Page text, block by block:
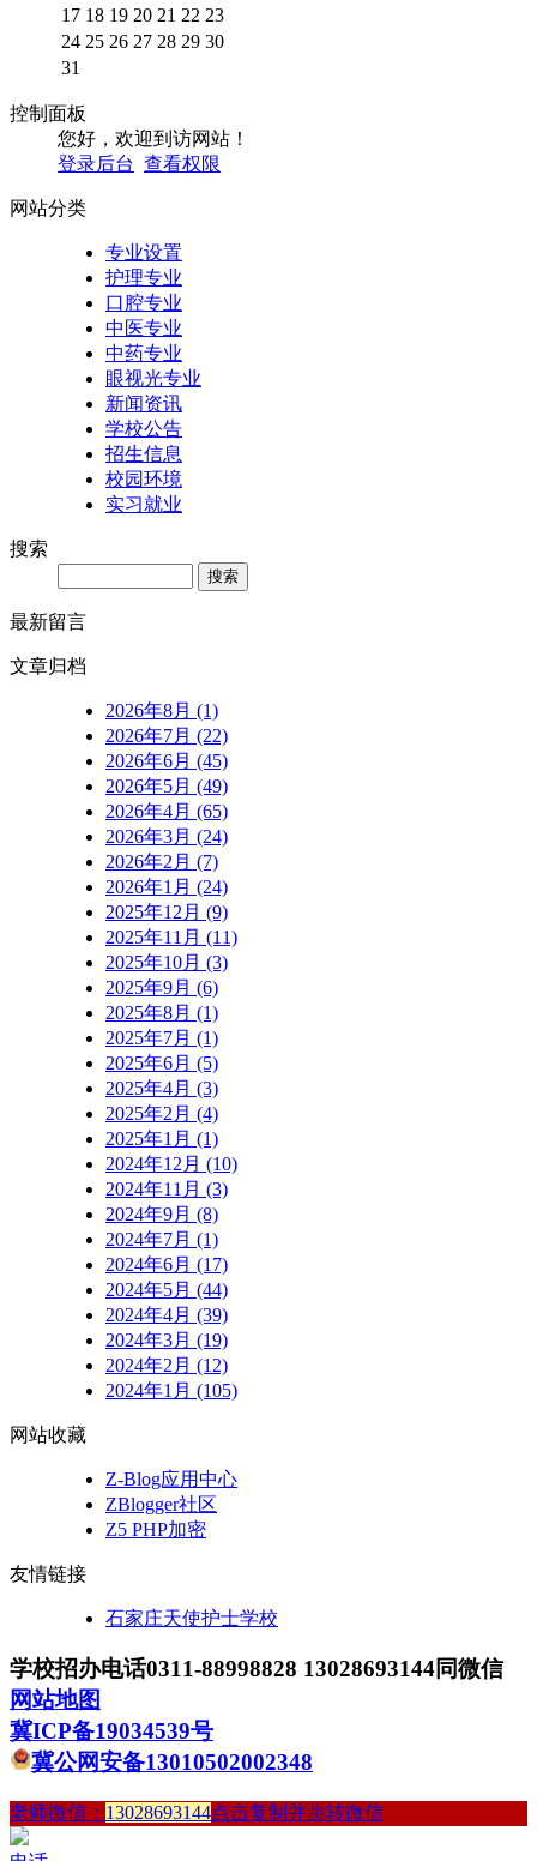
17 18 19 20 21 22 23
24 25 26 27 28 29 30
31
控制面板
您好，欢迎到访网站！
登录后台 查看权限
网站分类
专业设置
护理专业
口腔专业
中医专业
中药专业
眼视光专业
新闻资讯
学校公告
招生信息
校园环境
实习就业
搜索
最新留言
文章归档
2026年8月 (1)
2026年7月 (22)
2026年6月 (45)
2026年5月 (49)
2026年4月 (65)
2026年3月 (24)
2026年2月 (7)
2026年1月 (24)
2025年12月 (9)
2025年11月 (11)
2025年10月 (3)
2025年9月 (6)
2025年8月 (1)
2025年7月 (1)
2025年6月 (5)
2025年4月 (3)
2025年2月 (4)
2025年1月 (1)
2024年12月 (10)
2024年11月 (3)
2024年9月 (8)
2024年7月 (1)
2024年6月 (17)
2024年5月 (44)
2024年4月 (39)
2024年3月 (19)
2024年2月 (12)
2024年1月 (105)
网站收藏
Z-Blog应用中心
ZBlogger社区
Z5 PHP加密
友情链接
石家庄天使护士学校
学校招办电话0311-88998828 13028693144同微信
网站地图
冀ICP备19034539号
冀公网安备13010502002348
老师微信： 13028693144点击复制并跳转微信